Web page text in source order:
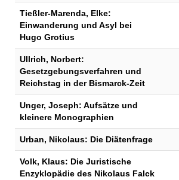
Tießler-Marenda, Elke:
Einwanderung und Asyl bei
Hugo Grotius
Ullrich, Norbert:
Gesetzgebungsverfahren und
Reichstag in der Bismarck-Zeit
Unger, Joseph: Aufsätze und
kleinere Monographien
Urban, Nikolaus: Die Diätenfrage
Volk, Klaus: Die Juristische
Enzyklopädie des Nikolaus Falck